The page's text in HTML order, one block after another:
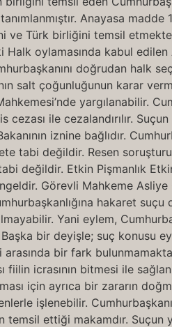
Anayasa madde
ve Türk birliğini temsil
Halk oylamasında kabul
doğrudan halk
salt çoğunluğunun karar
yargılanabilir.
ile cezalandırılır.
iznine bağlıdır.
tabi değildir. Resen
değildir. Etkin Pişmanlık
Görevli Mahkeme Asliye
hakaret suçu
Yani eylem,
bir deyişle; suç konusu
bir fark
icrasının bitmesi ile
için ayrıca bir zararın
işlenebilir.
temsil ettiği makamdır. Suçun